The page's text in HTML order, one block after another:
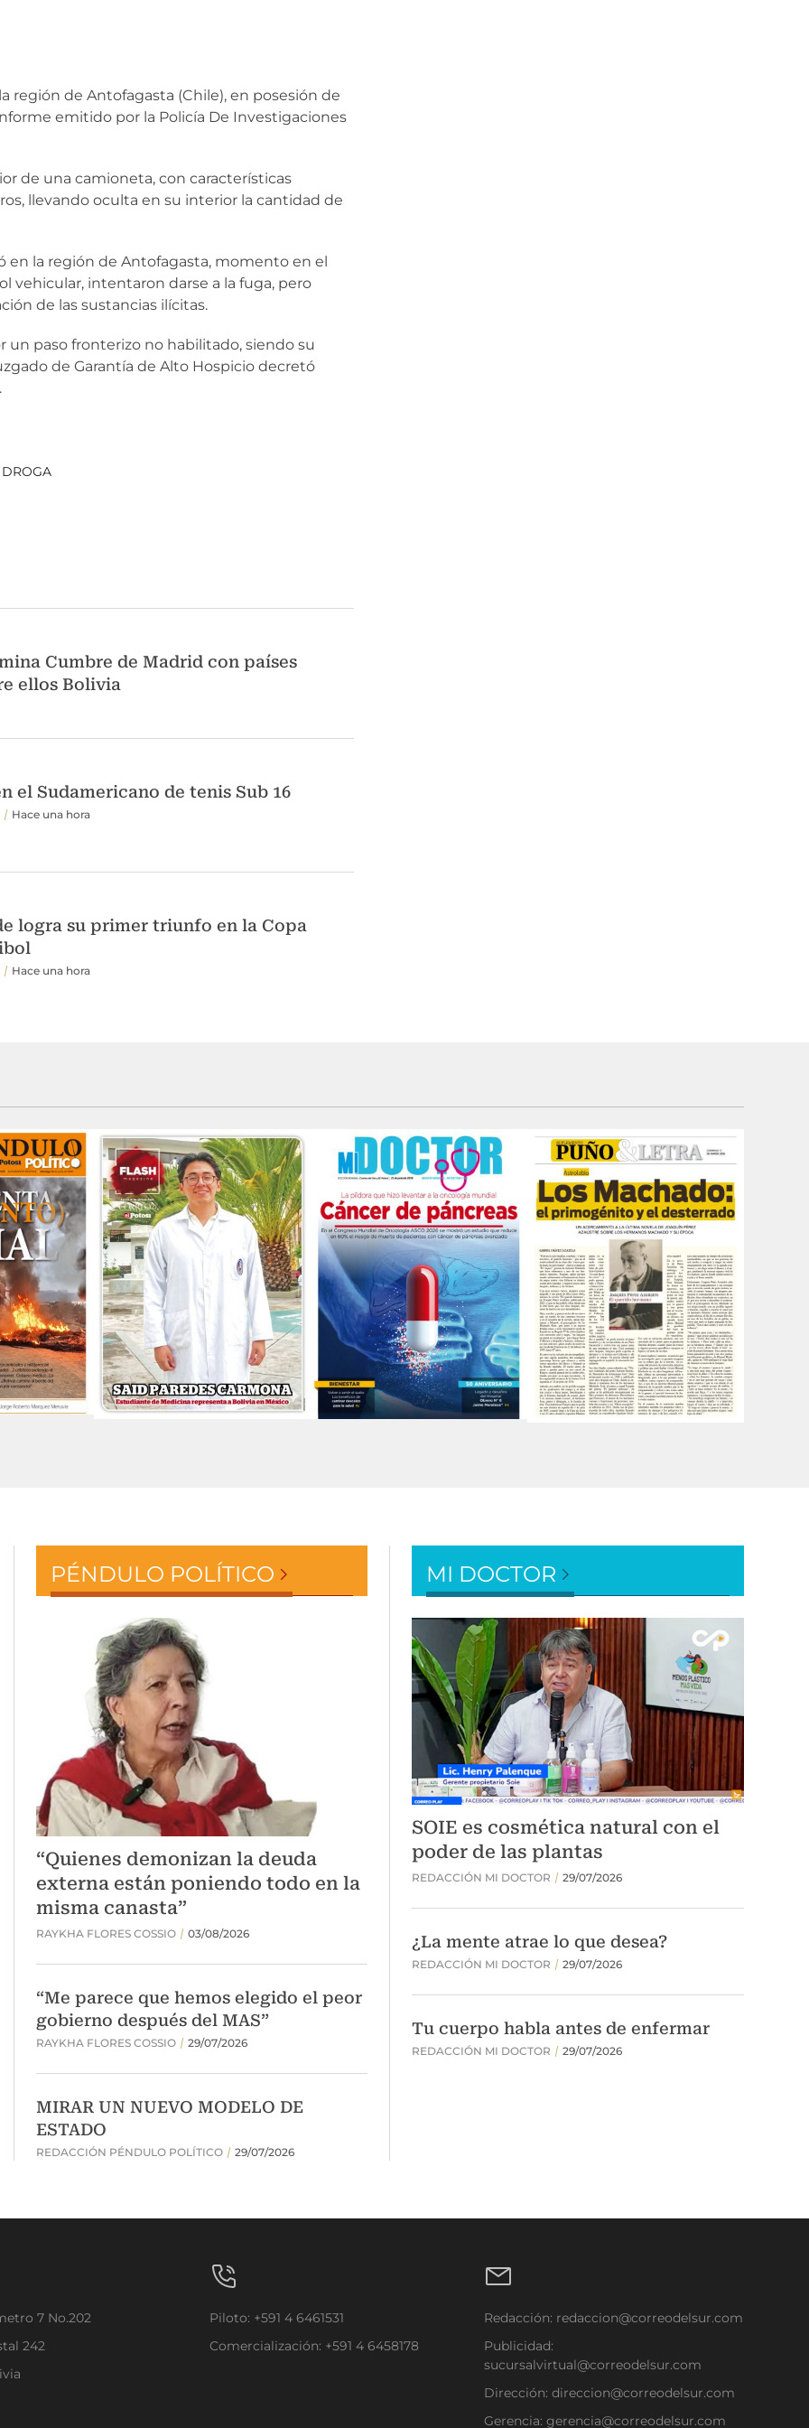
de Antofagasta (Chile), en posesión de
emitido por la Policía De Investigaciones
de una camioneta, con características
llevando oculta en su interior la cantidad de
en la región de Antofagasta, momento en el
vehicular, intentaron darse a la fuga, pero
de las sustancias ilícitas.
un paso fronterizo no habilitado, siendo su
de Garantía de Alto Hospicio decretó
PÉNDULO POLÍTICO MI DOCTOR
7 No.202
242
Piloto: +591 4 6461531
Comercialización: +591 4 6458178
Redacción: redaccion@correodelsur.com
Publicidad:
sucursalvirtual@correodelsur.com
Dirección: direccion@correodelsur.com
Gerencia: gerencia@correodelsur.com